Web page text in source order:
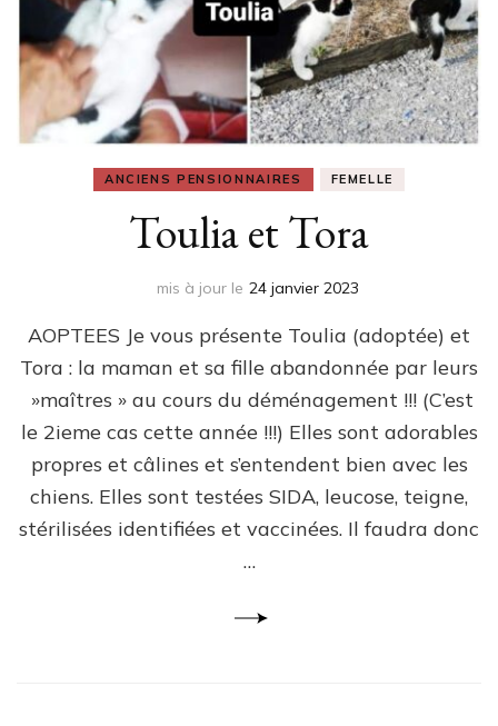
ANCIENS PENSIONNAIRES FEMELLE
Toulia et Tora
mis à jour le 24 janvier 2023
AOPTEES Je vous présente Toulia (adoptée) et
Tora : la maman et sa fille abandonnée par leurs
»maîtres » au cours du déménagement !!! (C’est
le 2ieme cas cette année !!!) Elles sont adorables
propres et câlines et s’entendent bien avec les
chiens. Elles sont testées SIDA, leucose, teigne,
stérilisées identifiées et vaccinées. Il faudra donc
…